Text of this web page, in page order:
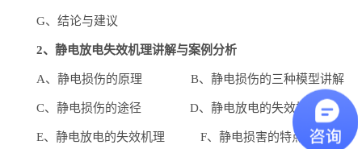
G、结论与建议
2、静电放电失效机理讲解与案例分析
A、静电损伤的原理 B、静电损伤的三种模型讲解
C、静电损伤的途径 D、静电放电的失效模式
E、静电放电的失效机理 F、静电损害的特点